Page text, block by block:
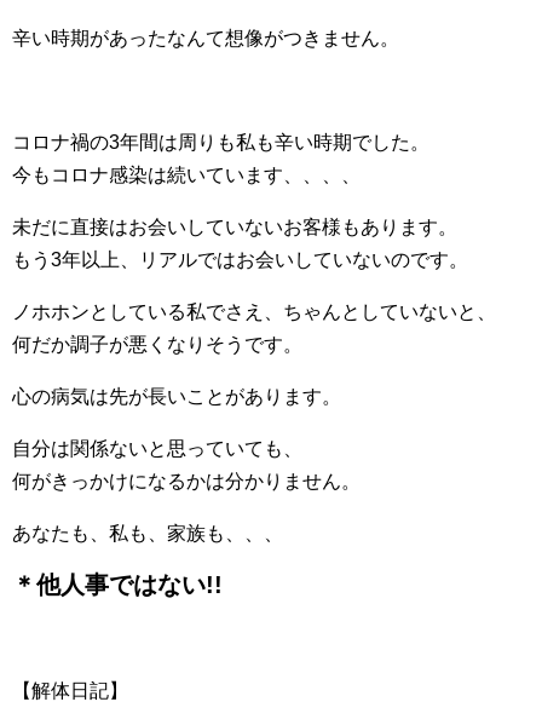
辛い時期があったなんて想像がつきません。
コロナ禍の3年間は周りも私も辛い時期でした。
今もコロナ感染は続いています、、、、
未だに直接はお会いしていないお客様もあります。
もう3年以上、リアルではお会いしていないのです。
ノホホンとしている私でさえ、ちゃんとしていないと、
何だか調子が悪くなりそうです。
心の病気は先が長いことがあります。
自分は関係ないと思っていても、
何がきっかけになるかは分かりません。
あなたも、私も、家族も、、、
＊他人事ではない!!
【解体日記】